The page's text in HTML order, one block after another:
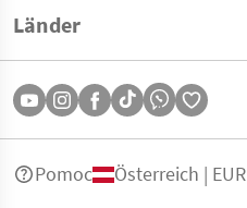
Länder
Pomoc Österreich | EUR